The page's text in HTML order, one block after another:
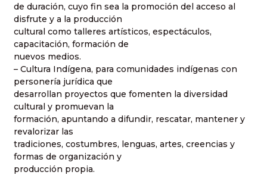
de duración, cuyo fin sea la promoción del acceso al
disfrute y a la producción
cultural como talleres artísticos, espectáculos,
capacitación, formación de
nuevos medios.
– Cultura Indígena, para comunidades indígenas con
personería jurídica que
desarrollan proyectos que fomenten la diversidad
cultural y promuevan la
formación, apuntando a difundir, rescatar, mantener y
revalorizar las
tradiciones, costumbres, lenguas, artes, creencias y
formas de organización y
producción propia.